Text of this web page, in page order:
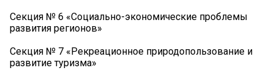
Секция № 6 «Социально-экономические проблемы
развития регионов»
Секция № 7 «Рекреационное природопользование и
развитие туризма»